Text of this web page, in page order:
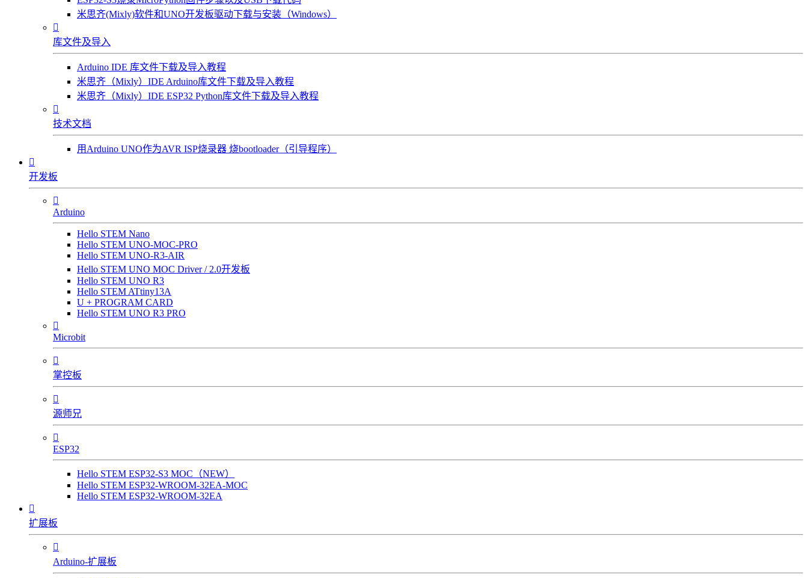
米思齐(Mixly)软件和UNO开发板驱动下载与安装（Windows）

库文件及导入
Arduino IDE 库文件下载及导入教程
米思齐（Mixly）IDE Arduino库文件下载及导入教程
米思齐（Mixly）IDE ESP32 Python库文件下载及导入教程

技术文档
用Arduino UNO作为AVR ISP烧录器 烧bootloader（引导程序）

开发板

Arduino
Hello STEM Nano
Hello STEM UNO-MOC-PRO
Hello STEM UNO-R3-AIR
Hello STEM UNO MOC Driver / 2.0开发板
Hello STEM UNO R3
Hello STEM ATtiny13A
U + PROGRAM CARD
Hello STEM UNO R3 PRO

Microbit

掌控板

源师兄

ESP32
Hello STEM ESP32-S3 MOC（NEW）
Hello STEM ESP32-WROOM-32EA-MOC
Hello STEM ESP32-WROOM-32EA

扩展板

Arduino-扩展板